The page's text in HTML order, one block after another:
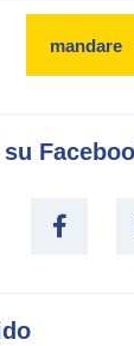
mandare